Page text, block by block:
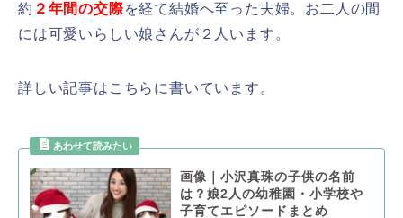
約 ２年間の交際を経て結婚へ至った夫婦。お二人の間
には可愛いらしい娘さんが２人います。
詳しい記事はこちらに書いています。
画像｜小沢真珠の子供の名前
は？娘2人の幼稚園・小学校や
子育てエピソードまとめ